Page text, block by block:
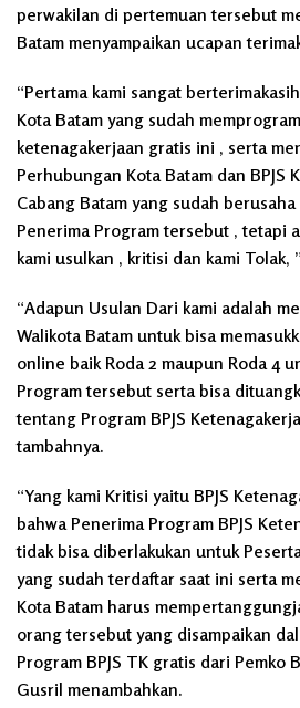
perwakilan di pertemuan tersebut
Batam menyampaikan ucapan
“Pertama kami sangat
Kota Batam yang sudah
ketenagakerjaan gratis ini , serta
Perhubungan Kota Batam dan BPJS
Cabang Batam yang sudah
Penerima Program tersebut , tetapi
kami usulkan , kritisi dan kami Tolak,
“Adapun Usulan Dari kami adalah
Walikota Batam untuk bisa
online baik Roda 2 maupun Roda 4
Program tersebut serta bisa
tentang Program BPJS
tambahnya.
“Yang kami Kritisi yaitu BPJS
bahwa Penerima Program BPJS
tidak bisa diberlakukan untuk
yang sudah terdaftar saat ini serta
Kota Batam harus
orang tersebut yang disampaikan
Program BPJS TK gratis dari Pemko
Gusril menambahkan.